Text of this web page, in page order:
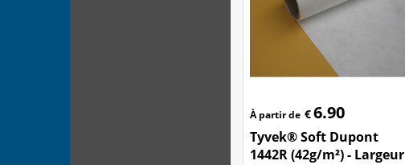
À partir de €6.90
Tyvek® Soft Dupont
1442R (42g/m²) - Largeur